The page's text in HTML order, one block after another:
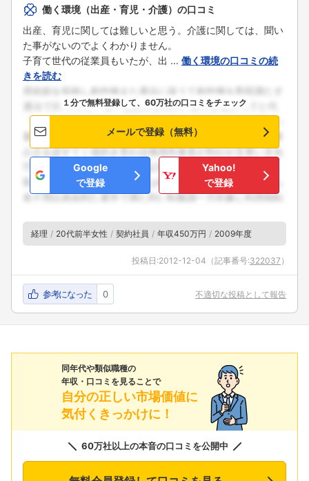
働く環境（出産・育児・介護）の口コミ
出産、育児に関しては難しいと思う。介護に関しては、聞い
た事がないのでよくわかりません。
子育て世代の従業員もいたが、出 ... 働く環境の口コミの続
きを読む
１分で無料登録して、60万社の口コミをチェック
メールで登録（無料）
Google
で登録
Yahoo!
で登録
経理 20代前半女性 契約社員 年収450万円 2009年度
投稿日:2012-12-04 （記事番号:322037 ）
参考になった 0 不適切な投稿として報告
同年代や類似職種の
年収・口コミを見ることで
自分の正しい市場価値に
気付くきっかけに！
60万社以上の本音の口コミを公開中